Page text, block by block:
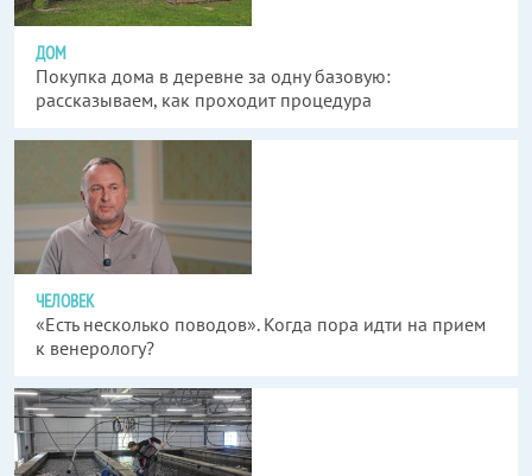
ДОМ
Покупка дома в деревне за одну базовую:
рассказываем, как проходит процедура
ЧЕЛОВЕК
«Есть несколько поводов». Когда пора идти на прием
к венерологу?